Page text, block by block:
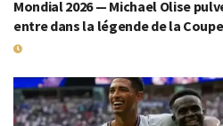
Mondial 2026 — Michael Olise
entre dans la légende de la